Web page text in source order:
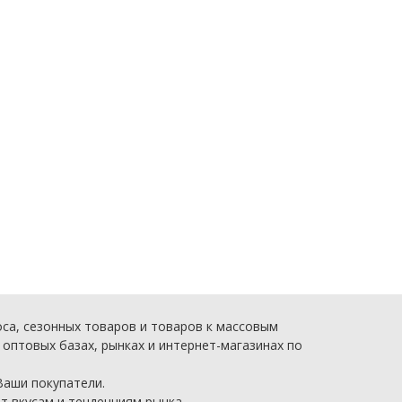
сезонных товаров и товаров к массовым
базах, рынках и интернет-магазинах по
покупатели.